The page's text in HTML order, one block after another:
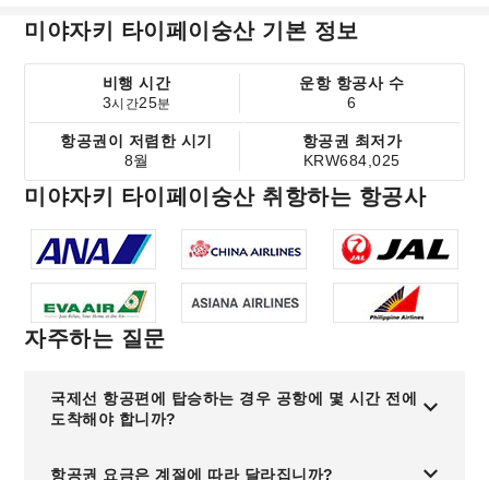
미야자키 타이페이숭산 기본 정보
비행 시간
3시간25분
운항 항공사 수
6
항공권이 저렴한 시기
8월
항공권 최저가
KRW684,025
미야자키 타이페이숭산 취항하는 항공사
자주하는 질문
국제선 항공편에 탑승하는 경우 공항에 몇 시간 전에
도착해야 합니까?
항공권 요금은 계절에 따라 달라집니까?